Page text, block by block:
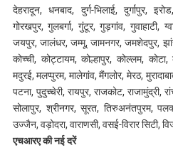
देहरादून, धनबाद, दुर्ग-भिलाई, दुर्गापुर,
गोरखपुर, गुलबर्गा, गुंटूर, गुड़गांव, गुवाहाटी,
जयपुर, जालंधर, जम्मू, जामनगर, जमशेदपुर,
कोच्ची, कोट्टायम, कोल्हापुर, कोल्लम,
मदुरई, मलप्पुरम, मालेगांव, मैंगलोर, मेरठ,
पटना, पुदुच्चेरी, रायपुर, राजकोट, राजामुंद्री,
सोलापुर, श्रीनगर, सूरत, तिरुअनंतपुरम,
उज्जैन, वड़ोदरा, वाराणसी, वसई-विरार सिटी,
एचआरए की नई दरें